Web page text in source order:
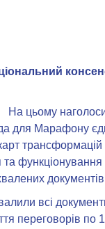
На цьому
для Марафону
функціонування
всі
переговорів по